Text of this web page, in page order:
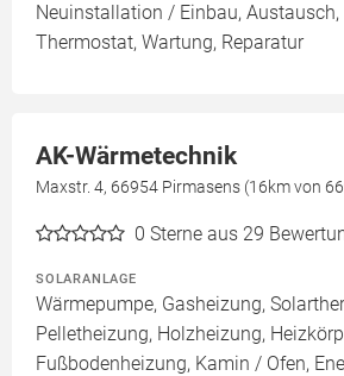
Neuinstallation / Einbau, Austausch,
Thermostat, Wartung, Reparatur
AK-Wärmetechnik
Maxstr. 4, 66954 Pirmasens (16km von
0 Sterne aus 29
SOLARANLAGE
Wärmepumpe, Gasheizung,
Pelletheizung, Holzheizung,
Fußbodenheizung, Kamin / Ofen,